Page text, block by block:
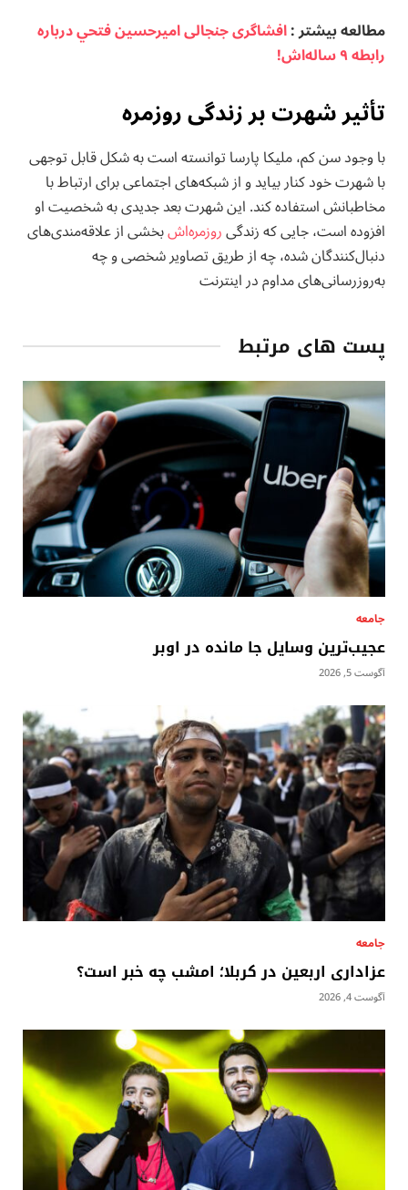
مطالعه بيشتر :افشاگری جنجالی اميرحسين فتحي درباره
رابطه ۹ ساله‌اش!
تأثیر شهرت بر زندگی روزمره
با وجود سن کم، ملیکا پارسا توانسته است به شکل قابل توجهی
با شهرت خود کنار بیاید و از شبکه‌های اجتماعی برای ارتباط با
مخاطبانش استفاده کند. این شهرت بعد جدیدی به شخصیت او
افزوده است، جایی که زندگیروزمره‌اشبخشی از علاقه‌مندی‌های
دنبال‌کنندگان شده، چه از طریق تصاویر شخصی و چه
به‌روزرسانی‌های مداوم در اینترنت
پست های مرتبط
جامعه
عجیب‌ترین وسایل جا مانده در اوبر
آگوست 5, 2026
جامعه
عزاداری اربعین در کربلا؛ امشب چه خبر است؟
آگوست 4, 2026